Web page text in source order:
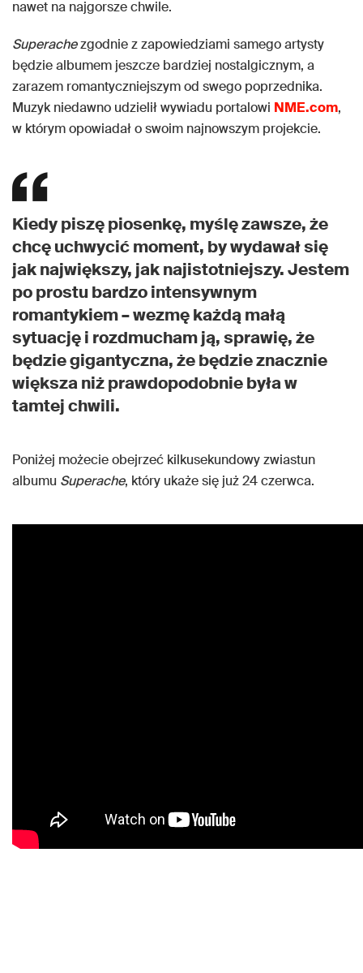
nawet na najgorsze chwile.
Superachezgodnie z zapowiedziami samego artysty
będzie albumem jeszcze bardziej nostalgicznym, a
zarazem romantyczniejszym od swego poprzednika.
Muzyk niedawno udzielił wywiadu portalowi NME.com,
w którym opowiadał o swoim najnowszym projekcie.
Kiedy piszę piosenkę, myślę zawsze, że
chcę uchwycić moment, by wydawał się
jak największy, jak najistotniejszy. Jestem
po prostu bardzo intensywnym
romantykiem – wezmę każdą małą
sytuację i rozdmucham ją, sprawię, że
będzie gigantyczna, że będzie znacznie
większa niż prawdopodobnie była w
tamtej chwili.
Poniżej możecie obejrzeć kilkusekundowy zwiastun
albumu Superache, który ukaże się już 24 czerwca.